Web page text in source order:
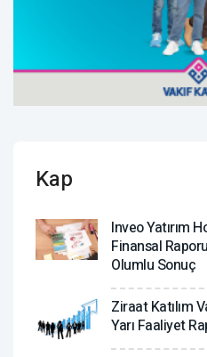
Kap
Inveo Yatırım
Finansal
Olumlu Sonuç
Ziraat Katılım
Yarı Faaliyet